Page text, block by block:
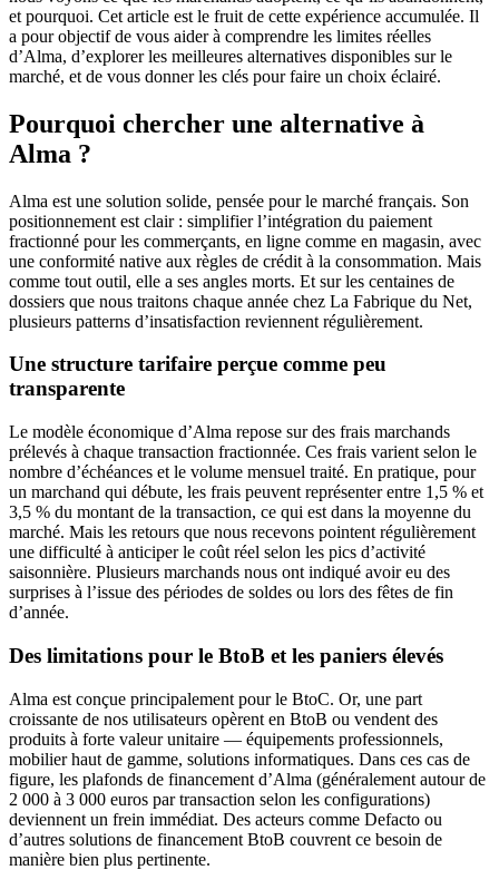
et pourquoi. Cet article est le fruit de cette expérience accumulée. Il
a pour objectif de vous aider à comprendre les limites réelles
d’Alma, d’explorer les meilleures alternatives disponibles sur le
marché, et de vous donner les clés pour faire un choix éclairé.
Pourquoi chercher une alternative à
Alma ?
Alma est une solution solide, pensée pour le marché français. Son
positionnement est clair : simplifier l’intégration du paiement
fractionné pour les commerçants, en ligne comme en magasin, avec
une conformité native aux règles de crédit à la consommation. Mais
comme tout outil, elle a ses angles morts. Et sur les centaines de
dossiers que nous traitons chaque année chez La Fabrique du Net,
plusieurs patterns d’insatisfaction reviennent régulièrement.
Une structure tarifaire perçue comme peu
transparente
Le modèle économique d’Alma repose sur des frais marchands
prélevés à chaque transaction fractionnée. Ces frais varient selon le
nombre d’échéances et le volume mensuel traité. En pratique, pour
un marchand qui débute, les frais peuvent représenter entre 1,5 % et
3,5 % du montant de la transaction, ce qui est dans la moyenne du
marché. Mais les retours que nous recevons pointent régulièrement
une difficulté à anticiper le coût réel selon les pics d’activité
saisonnière. Plusieurs marchands nous ont indiqué avoir eu des
surprises à l’issue des périodes de soldes ou lors des fêtes de fin
d’année.
Des limitations pour le BtoB et les paniers élevés
Alma est conçue principalement pour le BtoC. Or, une part
croissante de nos utilisateurs opèrent en BtoB ou vendent des
produits à forte valeur unitaire — équipements professionnels,
mobilier haut de gamme, solutions informatiques. Dans ces cas de
figure, les plafonds de financement d’Alma (généralement autour de
2 000 à 3 000 euros par transaction selon les configurations)
deviennent un frein immédiat. Des acteurs comme Defacto ou
d’autres solutions de financement BtoB couvrent ce besoin de
manière bien plus pertinente.